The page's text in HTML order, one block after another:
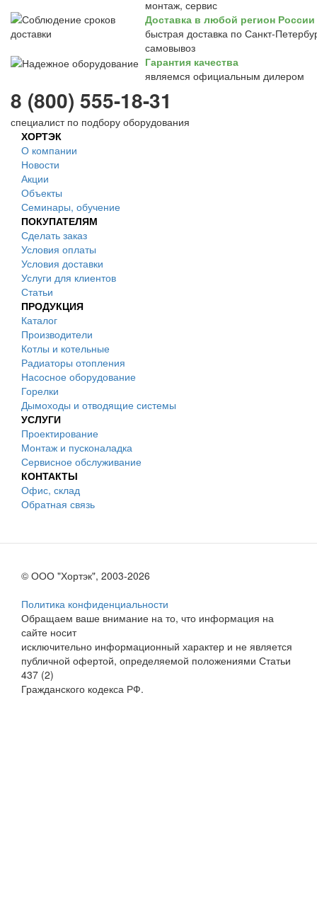
монтаж, сервис
Доставка в любой регион России
быстрая доставка по Санкт-
самовывоз
Гарантия качества
являемся официальным дилером
8 (800) 555-18-31
специалист по подбору оборудования
ХОРТЭК
О компании
Новости
Акции
Объекты
Семинары, обучение
ПОКУПАТЕЛЯМ
Сделать заказ
Условия оплаты
Условия доставки
Услуги для клиентов
Статьи
ПРОДУКЦИЯ
Каталог
Производители
Котлы и котельные
Радиаторы отопления
Насосное оборудование
Горелки
Дымоходы и отводящие системы
УСЛУГИ
Проектирование
Монтаж и пусконаладка
Сервисное обслуживание
КОНТАКТЫ
Офис, склад
Обратная связь
© ООО "Хортэк", 2003-2026
Политика конфиденциальности
Обращаем ваше внимание на то, что информация на
сайте носит
исключительно информационный характер и не является
публичной офертой, определяемой положениями Статьи
437 (2)
Гражданского кодекса РФ.